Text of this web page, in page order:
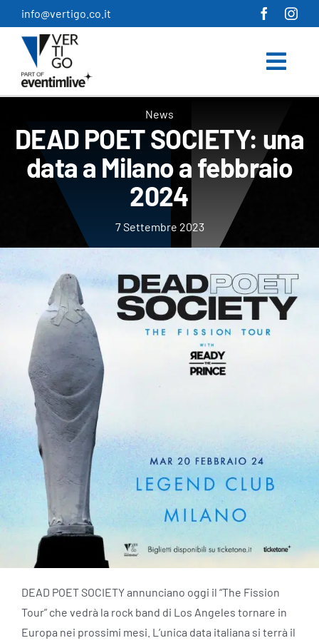
Salta
al
contenuto
info@vertigo.co.it
News
DEAD POET SOCIETY: una
data a Milano a febbraio
2024
7 Settembre 2023
DEAD POET SOCIETY annunciano oggi il “The Fission
Tour” che vedrà la rock band di Los Angeles tornare in
Europa nei prossimi mesi. L’unica data italiana si terrà il